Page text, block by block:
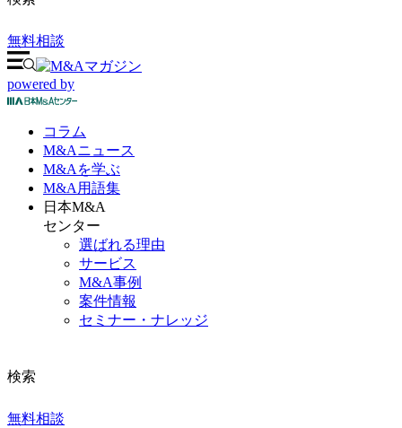
無料相談
powered by
コラム
M&Aニュース
M&Aを学ぶ
M&A 用語集
日本M&A
センター
選ばれる理由
サービス
M&A事例
案件情報
セミナー・ナレッジ
検索
無料相談